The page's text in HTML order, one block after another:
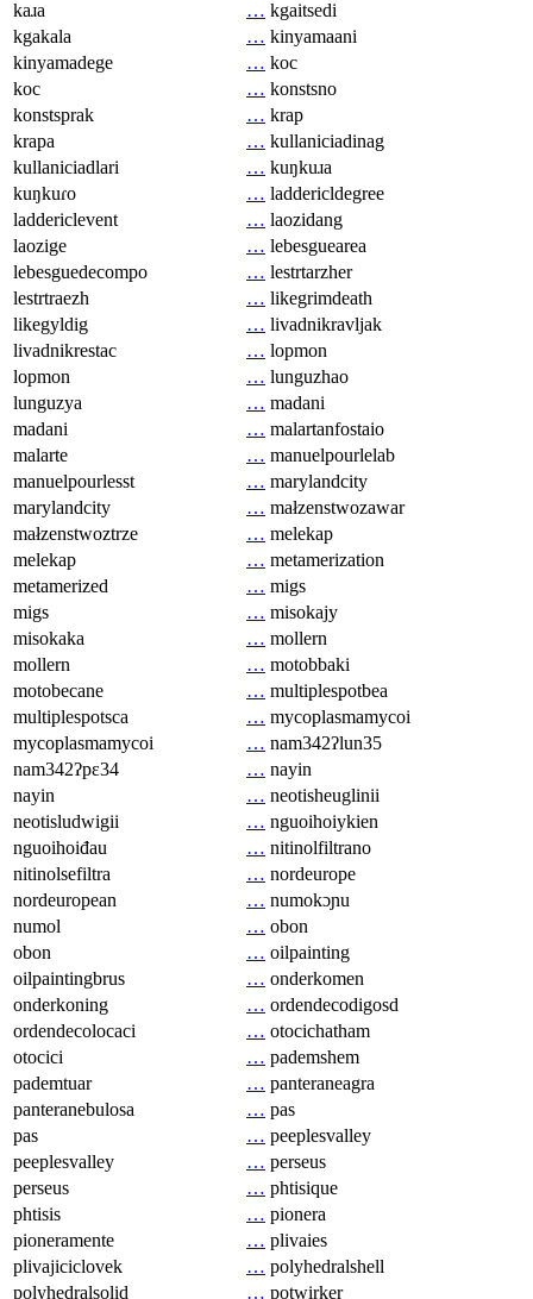
kaɹa
… kgaitsedi
kgakala
… kinyamaani
kinyamadege
… koc
koc
… konstsno
konstsprak
… krap
krapa
… kullaniciadinag
kullaniciadlari
… kuŋkuɹa
kuŋkuɾo
… laddericldegree
laddericlevent
… laozidang
laozige
… lebesguearea
lebesguedecompo
… lestrtarzher
lestrtraezh
… likegrimdeath
likegyldig
… livadnikravljak
livadnikrestac
… lopmon
lopmon
… lunguzhao
lunguzya
… madani
madani
… malartanfostaio
malarte
… manuelpourlelab
manuelpourlesst
… marylandcity
marylandcity
… małzenstwozawar
małzenstwoztrze
… melekap
melekap
… metamerization
metamerized
… migs
migs
… misokajy
misokaka
… mollern
mollern
… motobbaki
motobecane
… multiplespotbea
multiplespotsca
… mycoplasmamycoi
mycoplasmamycoi
… nam342ʔlun35
nam342ʔpɛ34
… nayin
nayin
… neotisheuglinii
neotisludwigii
… nguoihoiykien
nguoihoiđau
… nitinolfiltrano
nitinolsefiltra
… nordeurope
nordeuropean
… numokɔɲu
numol
… obon
obon
… oilpainting
oilpaintingbrus
… onderkomen
onderkoning
… ordendecodigosd
ordendecolocaci
… otocichatham
otocici
… pademshem
pademtuar
… panteraneagra
panteranebulosa
… pas
pas
… peeplesvalley
peeplesvalley
… perseus
perseus
… phtisique
phtisis
… pionera
pioneramente
… plivaies
plivajiciclovek
… polyhedralshell
polyhedralsolid
… potwirker